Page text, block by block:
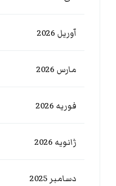
آوریل 2026
مارس 2026
فوریه 2026
ژانویه 2026
دسامبر 2025